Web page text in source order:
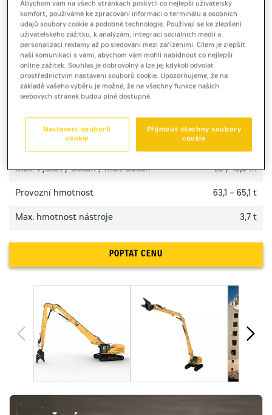
Technický list [4,1 MB] Brožura [17,8 MB]
Pásové rýpadlo Cat 352 UHD určené pro demolice ve
výškách zaručuje bezpečný dosah, sílu a přesné
ovládání.
Max. výškový dosah / max. dosah 28 / 15,8 m
Provozní hmotnost 63,1 – 65,1 t
Max. hmotnost nástroje 3,7 t
POPTAT CENU
Abychom vám na všech stránkách poskytli co nejlepší uživatelský
komfort, používáme ke zpracování informací o terminálu a osobních
údajů soubory cookie a podobné technologie. Používají se ke zlepšení
uživatelského zážitku, k analýzám, integraci sociálních médií a
personalizaci reklamy až po sledování mezi zařízeními. Cílem je zlepšit
naši komunikaci s vámi, abychom vám mohli nabídnout co nejlepší
online zážitek. Souhlas je dobrovolný a lze jej kdykoli odvolat
prostřednictvím nastavení souborů cookie. Upozorňujeme, že na
základě vašeho výběru je možné, že ne všechny funkce našich
webových stránek budou plně dostupné.
Přijmout všechny soubory
cookie
Nastavení souborů
cookie